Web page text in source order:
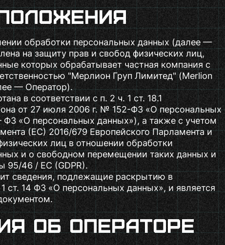
обработки персональных данных (далее —
на защиту прав и свобод физических лиц,
которых обрабатывает частная компания с
"Мерлион Груп Лимитед" (Merlion
— Оператор).
в соответствии с п. 2 ч. 1 ст. 18.1
от 27 июля 2006 г. № 152-ФЗ «О персональных
«О персональных данных»), а также с учетом
(ЕС) 2016/679 Европейского Парламента и
лиц в отношении обработки
и о свободном перемещении таких данных и
95/46 / EC (GDPR).
сведения, подлежащие раскрытию в
ст. 14 ФЗ «О персональных данных», и является
об операторе